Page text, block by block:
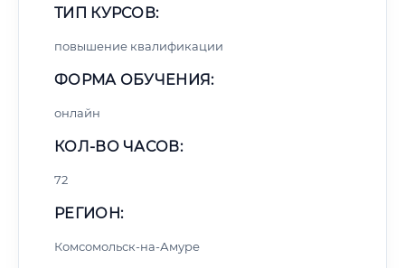
ТИП КУРСОВ:
повышение квалификации
ФОРМА ОБУЧЕНИЯ:
онлайн
КОЛ-ВО ЧАСОВ:
72
РЕГИОН:
Комсомольск-на-Амуре